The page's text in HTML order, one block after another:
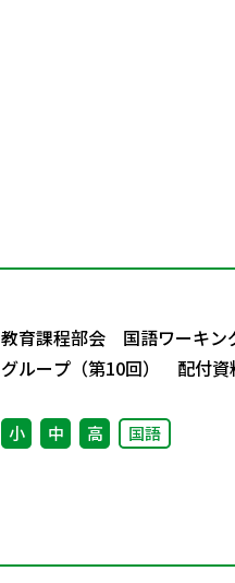
教育課程部会 国語ワーキン
グループ（第10回） 配付資
小 中 高 国語